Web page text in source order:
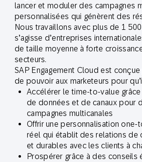
lancer et moduler des campagnes
personnalisées qui génèrent des
Nous travaillons avec plus de 1
s’agisse d’entreprises
de taille moyenne à forte
secteurs.
SAP Engagement Cloud est
de pouvoir aux marketeurs pour
Accélérer le time-to-value grâce
de données et de canaux pour
campagnes multicanales
Offrir une personnalisation one-
réel qui établit des relations de
et durables avec les clients à
Prospérer grâce à des conseils